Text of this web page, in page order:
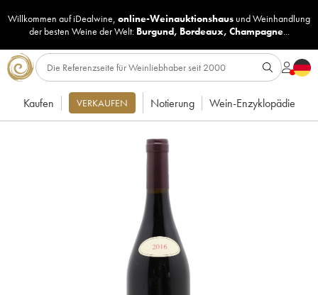
Willkommen auf iDealwine, online-Weinauktionshaus undWeinhandlung
der besten Weine der Welt: Burgund, Bordeaux, Champagne...
Kaufen VERKAUFEN Notierung Wein-Enzyklopädie